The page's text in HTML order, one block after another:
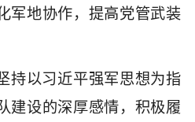
军地协作，提高党管武装
持以习近平强军思想为指
建设的深厚感情，积极履